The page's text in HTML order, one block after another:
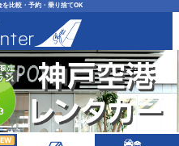
比較・予約・乗り捨てOK